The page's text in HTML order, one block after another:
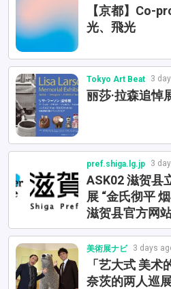
【京都】Co-
光、飛光
Tokyo Art Beat 3
丽莎·拉森追悼
pref.shiga.lg.jp 3
ASK02 滋贺县
展 “金氏彻平
滋贺县官方网
美術展ナビ 3 days
「艺大式 美术
奈茨的两人巡